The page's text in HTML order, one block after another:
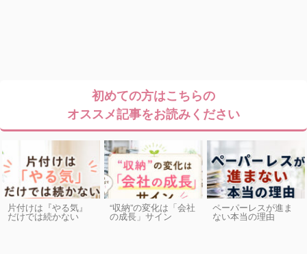
初めての方はこちらの
オススメ記事をお読みください
片付けは『やる気』
だけでは続かない
“収納”の変化は「会社
の成長」サイン
ペーパーレスが進ま
ない本当の理由